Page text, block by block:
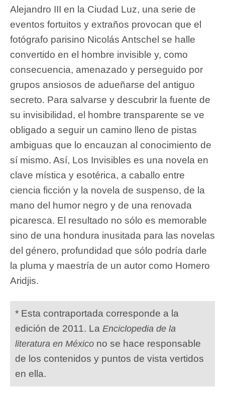
Alejandro III en la Ciudad Luz, una serie de
eventos fortuitos y extraños provocan que el
fotógrafo parisino Nicolás Antschel se halle
convertido en el hombre invisible y, como
consecuencia, amenazado y perseguido por
grupos ansiosos de adueñarse del antiguo
secreto. Para salvarse y descubrir la fuente de
su invisibilidad, el hombre transparente se ve
obligado a seguir un camino lleno de pistas
ambiguas que lo encauzan al conocimiento de
sí mismo. Así, Los Invisibles es una novela en
clave mística y esotérica, a caballo entre
ciencia ficción y la novela de suspenso, de la
mano del humor negro y de una renovada
picaresca. El resultado no sólo es memorable
sino de una hondura inusitada para las novelas
del género, profundidad que sólo podría darle
la pluma y maestría de un autor como Homero
Aridjis.
* Esta contraportada corresponde a la
edición de 2011. La Enciclopedia de la
literatura en México no se hace responsable
de los contenidos y puntos de vista vertidos
en ella.